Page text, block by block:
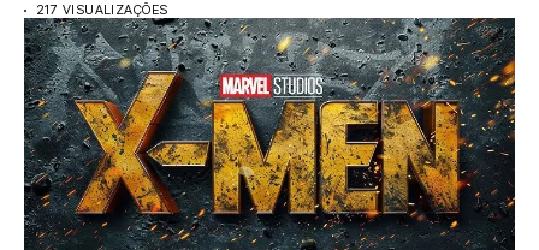
217 VISUALIZAÇÕES